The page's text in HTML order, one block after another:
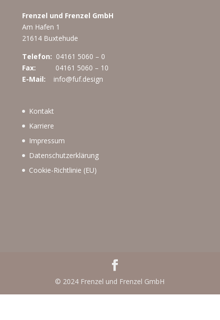
Frenzel und Frenzel GmbH
Am Hafen 1
21614 Buxtehude
Telefon: 04161 5060 – 0
Fax:
04161 5060 – 10
E-Mail:
info@fuf.design
Kontakt
Karriere
Impressum
Datenschutzerklärung
Cookie-Richtlinie (EU)
© 2024 Frenzel und Frenzel GmbH